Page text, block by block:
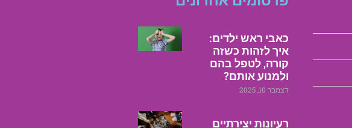
כאבי ראש ילדים:
איך לזהות כשזה
קורה, לטפל בהם
ולמנוע אותם?
דצמבר 10, 2025
רעיונות יצירתיים